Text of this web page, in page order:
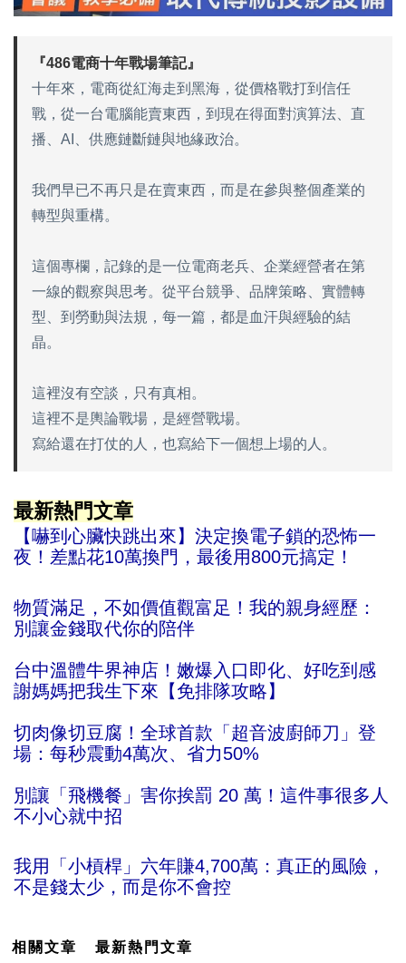
『486電商十年戰場筆記』
十年來，電商從紅海走到黑海，從價格戰打到信任
戰，從一台電腦能賣東西，到現在得面對演算法、直
播、AI、供應鏈斷鏈與地緣政治。
我們早已不再只是在賣東西，而是在參與整個產業的
轉型與重構。
這個專欄，記錄的是一位電商老兵、企業經營者在第
一線的觀察與思考。從平台競爭、品牌策略、實體轉
型、到勞動與法規，每一篇，都是血汗與經驗的結
晶。
這裡沒有空談，只有真相。
這裡不是輿論戰場，是經營戰場。
寫給還在打仗的人，也寫給下一個想上場的人。
最新熱門文章
【嚇到心臟快跳出來】決定換電子鎖的恐怖一
夜！差點花10萬換門，最後用800元搞定！
物質滿足，不如價值觀富足！我的親身經歷：
別讓金錢取代你的陪伴
台中溫體牛界神店！嫩爆入口即化、好吃到感
謝媽媽把我生下來【免排隊攻略】
切肉像切豆腐！全球首款「超音波廚師刀」登
場：每秒震動4萬次、省力50%
別讓「飛機餐」害你挨罰 20 萬！這件事很多人
不小心就中招
我用「小槓桿」六年賺4,700萬：真正的風險，
不是錢太少，而是你不會控
相關文章 最新熱門文章